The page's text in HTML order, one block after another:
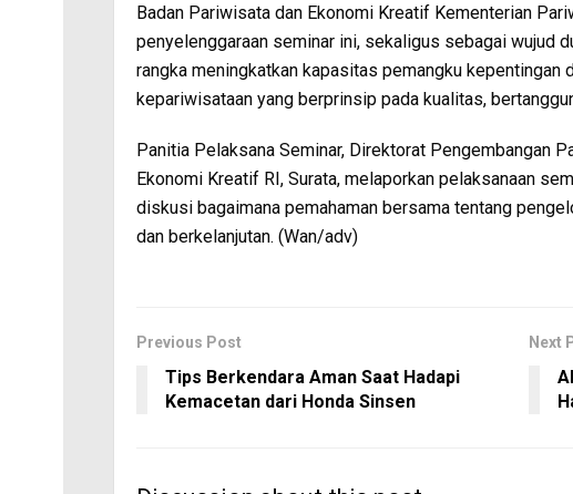
Badan Pariwisata dan Ekonomi Kreatif Kementerian
penyelenggaraan seminar ini, sekaligus sebagai wujud
rangka meningkatkan kapasitas pemangku
kepariwisataan yang berprinsip pada kualitas,
Panitia Pelaksana Seminar, Direktorat Pengembangan
Ekonomi Kreatif RI, Surata, melaporkan pelaksanaan
diskusi bagaimana pemahaman bersama tentang
dan berkelanjutan. (Wan/adv)
Previous Post
Tips Berkendara Aman Saat Hadapi
Kemacetan dari Honda Sinsen
Next